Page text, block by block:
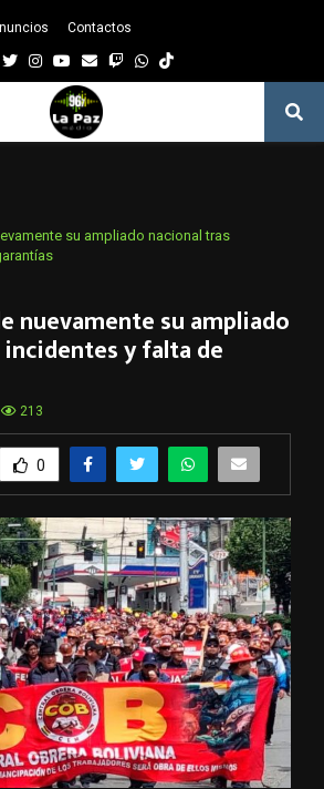
Contactos
TwitterInstagram
Youtube
EmailTwitchWhatsapp
su ampliado nacional tras
nuevamente su ampliado
y falta de
213
0